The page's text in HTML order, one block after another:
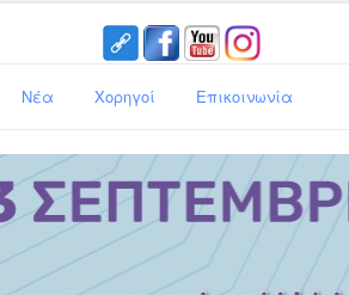
Νέα Χορηγοί Επικοινωνία